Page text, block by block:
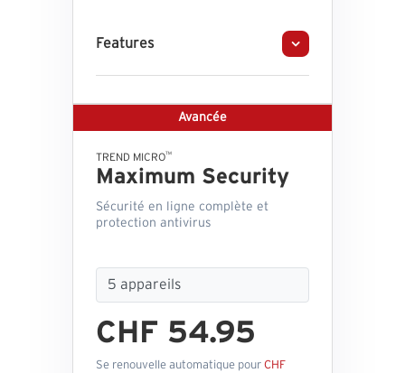
Features
Avancée
TREND MICRO™
Maximum Security
Sécurité en ligne complète et
protection antivirus
CHF 54.95
Se renouvelle automatique pour CHF